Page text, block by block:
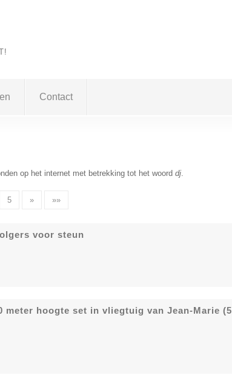
Contact
op het internet met betrekking tot het woord dj.
5 » »»
voor steun
meter hoogte set in vliegtuig van Jean-Marie